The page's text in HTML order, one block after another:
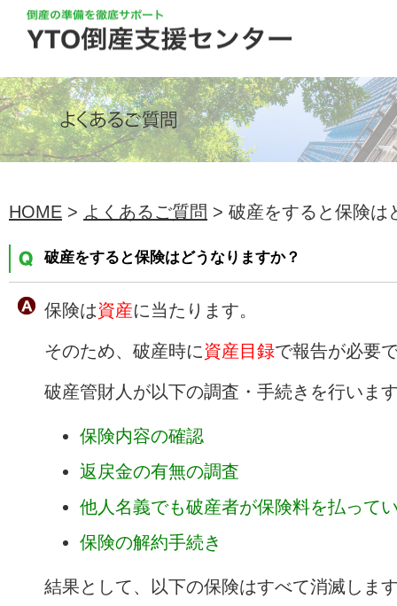
HOME > よくあるご質問 > 破産をすると保険は
破産をすると保険はどうなりますか？
保険は資産に当たります。
そのため、破産時に資産目録で報告が必要
破産管財人が以下の調査・手続きを行いま
保険内容の確認
返戻金の有無の調査
他人名義でも破産者が保険料を払って
保険の解約手続き
結果として、以下の保険はすべて消滅しま